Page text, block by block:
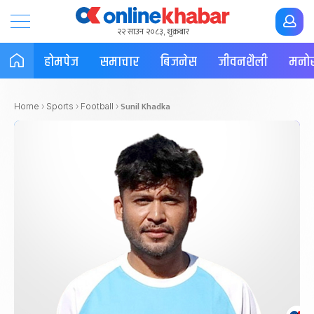
२२ साउन २०८३, शुक्रबार
होमपेज समाचार बिजनेस जीवनशैली
Home › Sports › Football › Sunil Khadka